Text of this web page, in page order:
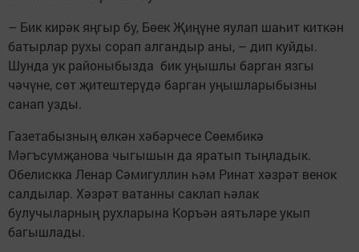
– Бик кирәк яңгыр бу, Бөек Җиңүне яулап шаһит киткән
батырлар рухы сорап алгандыр аны, – дип куйды.
Шунда ук районыбызда бик уңышлы барган язгы
чәчүне, сөт җитештерүдә барган уңышларыбызны
санап узды.
Газетабызның өлкән хәбәрчесе Сөембикә
Мәгъсумҗанова чыгышын да яратып тыңладык.
Обелискка Ленар Сәмигуллин һәм Ринат хәзрәт венок
салдылар. Хәзрәт ватанны саклап һәлак
булучыларның рухларына Коръән аятьләре укып
багышлады.